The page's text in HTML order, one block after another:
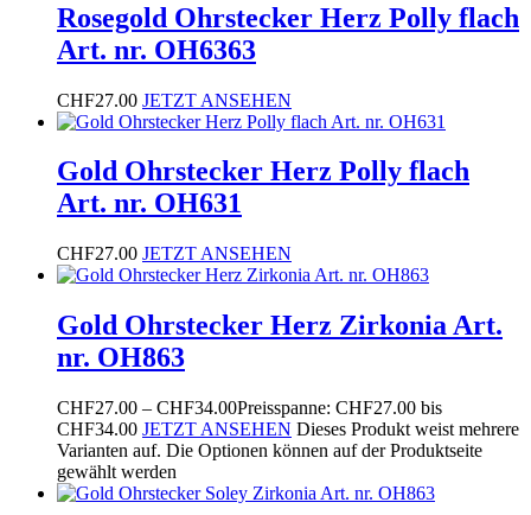
Rosegold Ohrstecker Herz Polly flach
Art. nr. OH6363
CHF27.00 JETZT ANSEHEN
Gold Ohrstecker Herz Polly flach
Art. nr. OH631
CHF27.00 JETZT ANSEHEN
Gold Ohrstecker Herz Zirkonia Art.
nr. OH863
CHF27.00 – CHF34.00Preisspanne: CHF27.00 bis
CHF34.00 JETZT ANSEHEN Dieses Produkt weist mehrere
Varianten auf. Die Optionen können auf der Produktseite
gewählt werden